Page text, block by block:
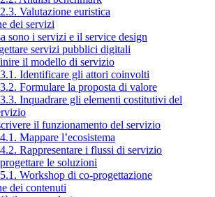
Valutazione euristica
dei servizi
sono i servizi e il service design
servizi pubblici digitali
il modello di servizio
Identificare gli attori coinvolti
Formulare la proposta di valore
Inquadrare gli elementi costitutivi del
il funzionamento del servizio
Mappare l’ecosistema
Rappresentare i flussi di servizio
le soluzioni
Workshop di co-progettazione
dei contenuti